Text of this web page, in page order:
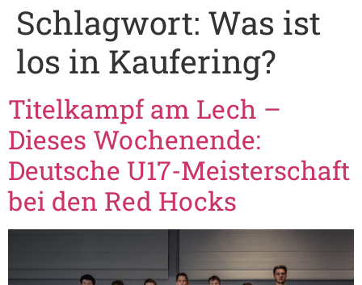
Schlagwort: Was ist
los in Kaufering?
Titelkampf am Lech –
Dieses Wochenende:
Deutsche U17-Meisterschaft
bei den Red Hocks